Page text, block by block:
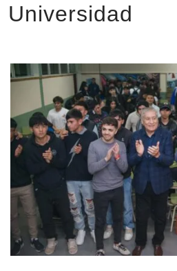
Universidad